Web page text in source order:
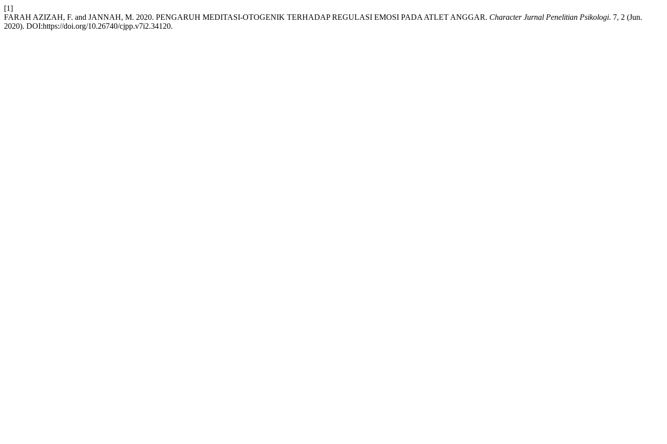
[1]
FARAH AZIZAH, F. and JANNAH, M. 2020. PENGARUH MEDITASI-OTOGENIK TERHADAP REGULASI EMOSI PADA ATLET ANGGAR. Character Jurnal Penelitian Psikologi. 7, 2 (Jun.
2020). DOI:https://doi.org/10.26740/cjpp.v7i2.34120.